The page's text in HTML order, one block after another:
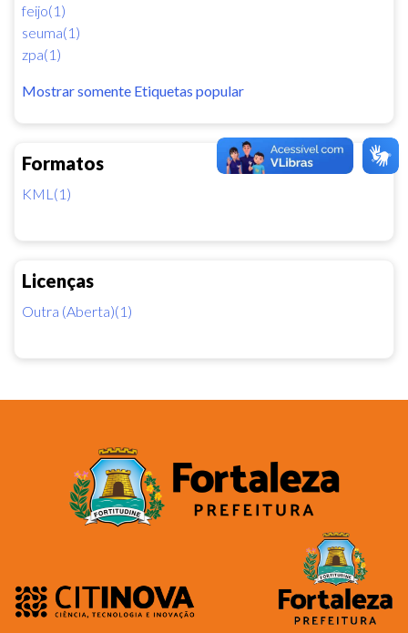
feijo(1)
seuma(1)
zpa(1)
Mostrar somente Etiquetas popular
Formatos
KML(1)
Licenças
Outra (Aberta)(1)